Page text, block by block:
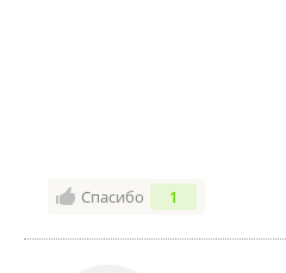
Спасибо 1